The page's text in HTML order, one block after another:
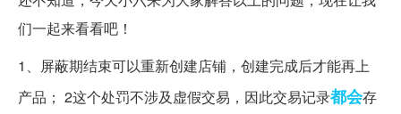
们一起来看看吧！
1、屏蔽期结束可以重新创建店铺，创建完成后才能再上
产品； 2这个处罚不涉及虚假交易，因此交易记录都会存